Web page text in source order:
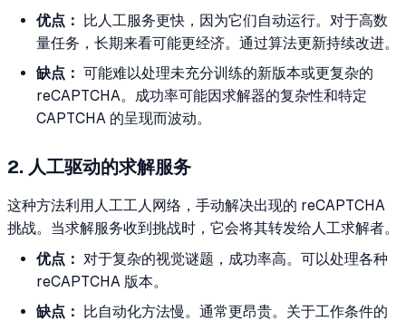
优点：
比人工服务更快，因为它们自动运行。对于高数
量任务，长期来看可能更经济。通过算法更新持续改进。
缺点： 可能难以处理未充分训练的新版本或更复杂的
reCAPTCHA。成功率可能因求解器的复杂性和特定
CAPTCHA 的呈现而波动。
2. 人工驱动的求解服务
这种方法利用人工工人网络，手动解决出现的 reCAPTCHA
挑战。当求解服务收到挑战时，它会将其转发给人工求解者。
优点： 对于复杂的视觉谜题，成功率高。可以处理各种
reCAPTCHA 版本。
缺点：
比自动化方法慢。通常更昂贵。关于工作条件的